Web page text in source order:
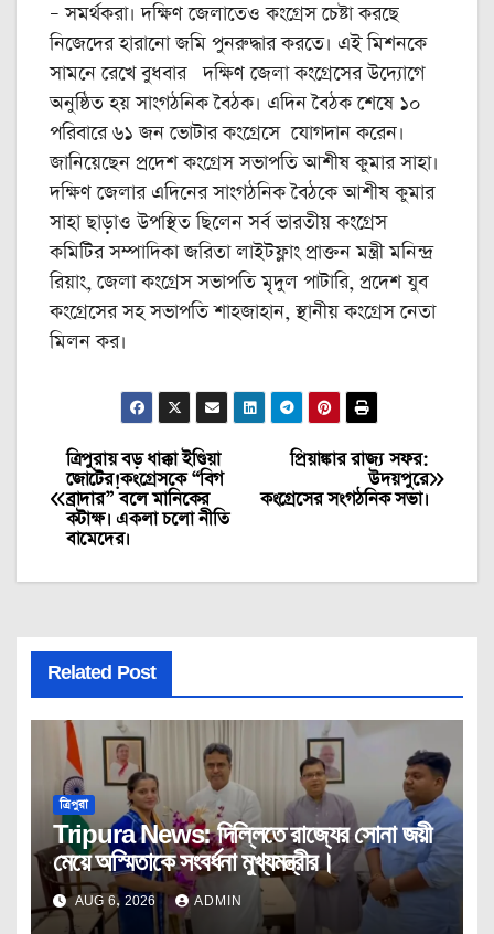
– সমর্থকরা। দক্ষিণ জেলাতেও কংগ্রেস চেষ্টা করছে
নিজেদের হারানো জমি পুনরুদ্ধার করতে। এই মিশনকে
সামনে রেখে বুধবার দক্ষিণ জেলা কংগ্রেসের উদ্যোগে
অনুষ্ঠিত হয় সাংগঠনিক বৈঠক। এদিন বৈঠক শেষে ১০
পরিবারে ৬১ জন ভোটার কংগ্রেসে যোগদান করেন।
জানিয়েছেন প্রদেশ কংগ্রেস সভাপতি আশীষ কুমার সাহা।
দক্ষিণ জেলার এদিনের সাংগঠনিক বৈঠকে আশীষ কুমার
সাহা ছাড়াও উপস্থিত ছিলেন সর্ব ভারতীয় কংগ্রেস
কমিটির সম্পাদিকা জরিতা লাইটফ্লাং প্রাক্তন মন্ত্রী মনিন্দ্র
রিয়াং, জেলা কংগ্রেস সভাপতি মৃদুল পাটারি, প্রদেশ যুব
কংগ্রেসের সহ সভাপতি শাহজাহান, স্থানীয় কংগ্রেস নেতা
মিলন কর।
Post
navigation
প্রিয়াঙ্কার রাজ্য সফর:
উদয়পুরে
কংগ্রেসের সংগঠনিক সভা।
ত্রিপুরায় বড় ধাক্কা ইণ্ডিয়া
জোটের!কংগ্রেসকে “বিগ
ব্রাদার” বলে মানিকের
কটাক্ষ। একলা চলো নীতি
বামেদের।
Related Post
ত্রিপুরা
Tripura News: দিল্লিতে রাজ্যের সোনা জয়ী
মেয়ে অস্মিতাকে সংবর্ধনা মুখ্যমন্ত্রীর।
AUG 6, 2026 ADMIN